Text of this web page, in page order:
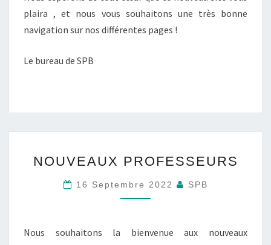
plaira , et nous vous souhaitons une très bonne
navigation sur nos différentes pages !
Le bureau de SPB
PROFESSEURS
NOUVEAUX PROFESSEURS
16 Septembre 2022 SPB
Nous souhaitons la bienvenue aux nouveaux